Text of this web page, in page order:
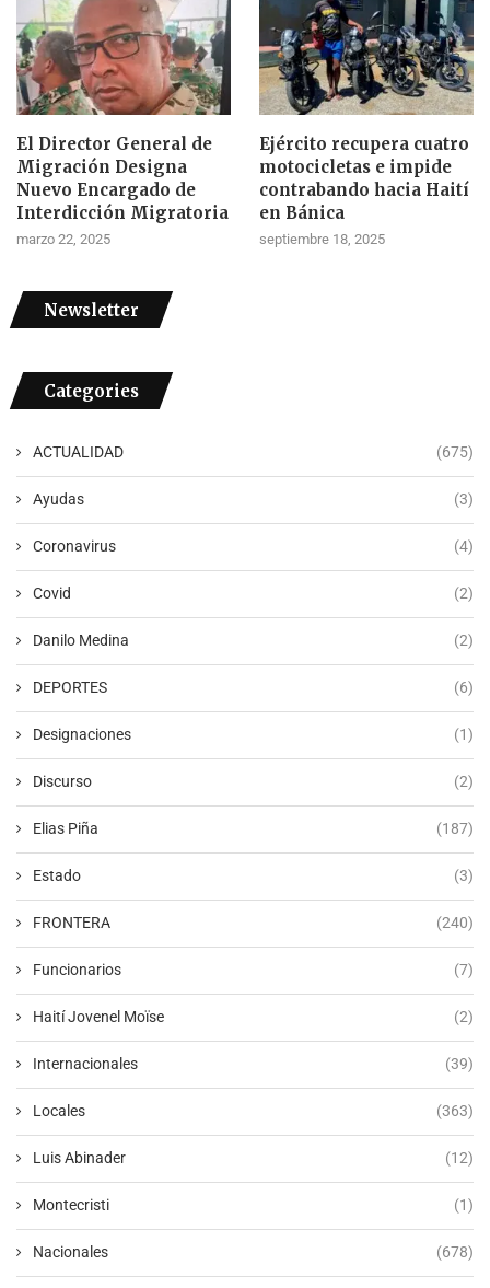
El Director General de
Migración Designa
Nuevo Encargado de
Interdicción Migratoria
marzo 22, 2025
Ejército recupera cuatro
motocicletas e impide
contrabando hacia Haití
en Bánica
septiembre 18, 2025
Newsletter
Categories
ACTUALIDAD (675)
Ayudas (3)
Coronavirus (4)
Covid (2)
Danilo Medina (2)
DEPORTES (6)
Designaciones (1)
Discurso (2)
Elias Piña (187)
Estado (3)
FRONTERA (240)
Funcionarios (7)
Haití Jovenel Moïse (2)
Internacionales (39)
Locales (363)
Luis Abinader (12)
Montecristi (1)
Nacionales (678)